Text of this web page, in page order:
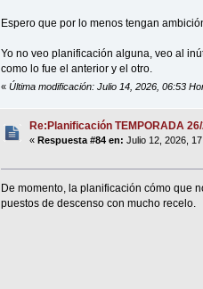
Espero que por lo menos tengan
Yo no veo planificación alguna, veo al
como lo fue el anterior y el otro.
« Última modificación: Julio 14, 2026, 06:53
Re:Planificación TEMPORADA
« Respuesta #84 en: Julio 12, 2026,
De momento, la planificación cómo que
puestos de descenso con mucho recelo.